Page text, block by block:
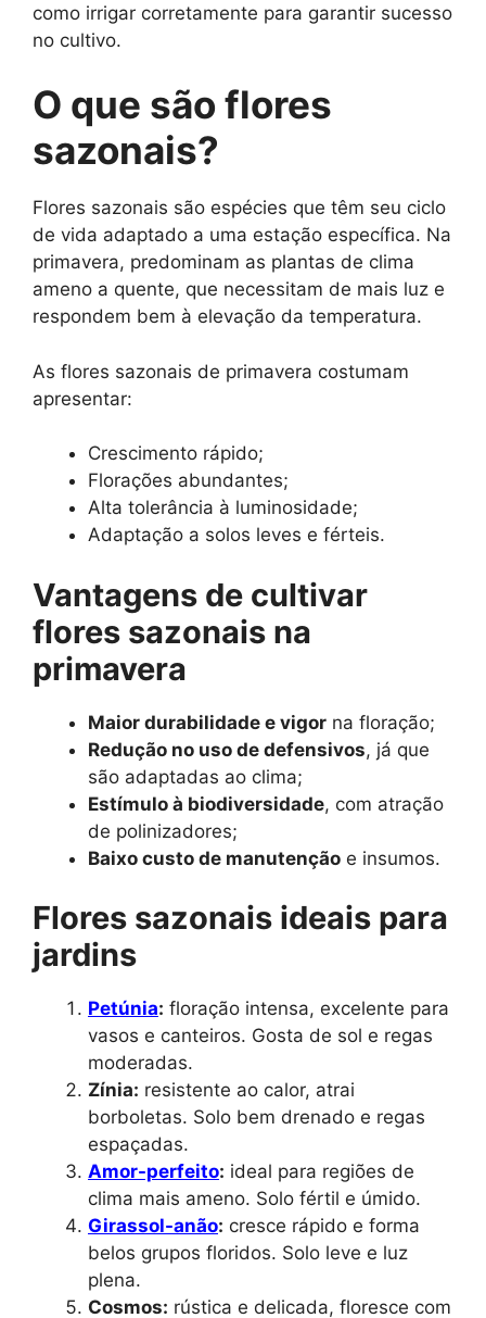
como irrigar corretamente para garantir sucesso
no cultivo.
O que são flores
sazonais?
Flores sazonais são espécies que têm seu ciclo
de vida adaptado a uma estação específica. Na
primavera, predominam as plantas de clima
ameno a quente, que necessitam de mais luz e
respondem bem à elevação da temperatura.
As flores sazonais de primavera costumam
apresentar:
Crescimento rápido;
Florações abundantes;
Alta tolerância à luminosidade;
Adaptação a solos leves e férteis.
Vantagens de cultivar
flores sazonais na
primavera
Maior durabilidade e vigor na floração;
Redução no uso de defensivos, já que
são adaptadas ao clima;
Estímulo à biodiversidade, com atração
de polinizadores;
Baixo custo de manutenção e insumos.
Flores sazonais ideais para
jardins
Petúnia: floração intensa, excelente para
vasos e canteiros. Gosta de sol e regas
moderadas.
Zínia: resistente ao calor, atrai
borboletas. Solo bem drenado e regas
espaçadas.
Amor-perfeito: ideal para regiões de
clima mais ameno. Solo fértil e úmido.
Girassol-anão: cresce rápido e forma
belos grupos floridos. Solo leve e luz
plena.
Cosmos: rústica e delicada, floresce com